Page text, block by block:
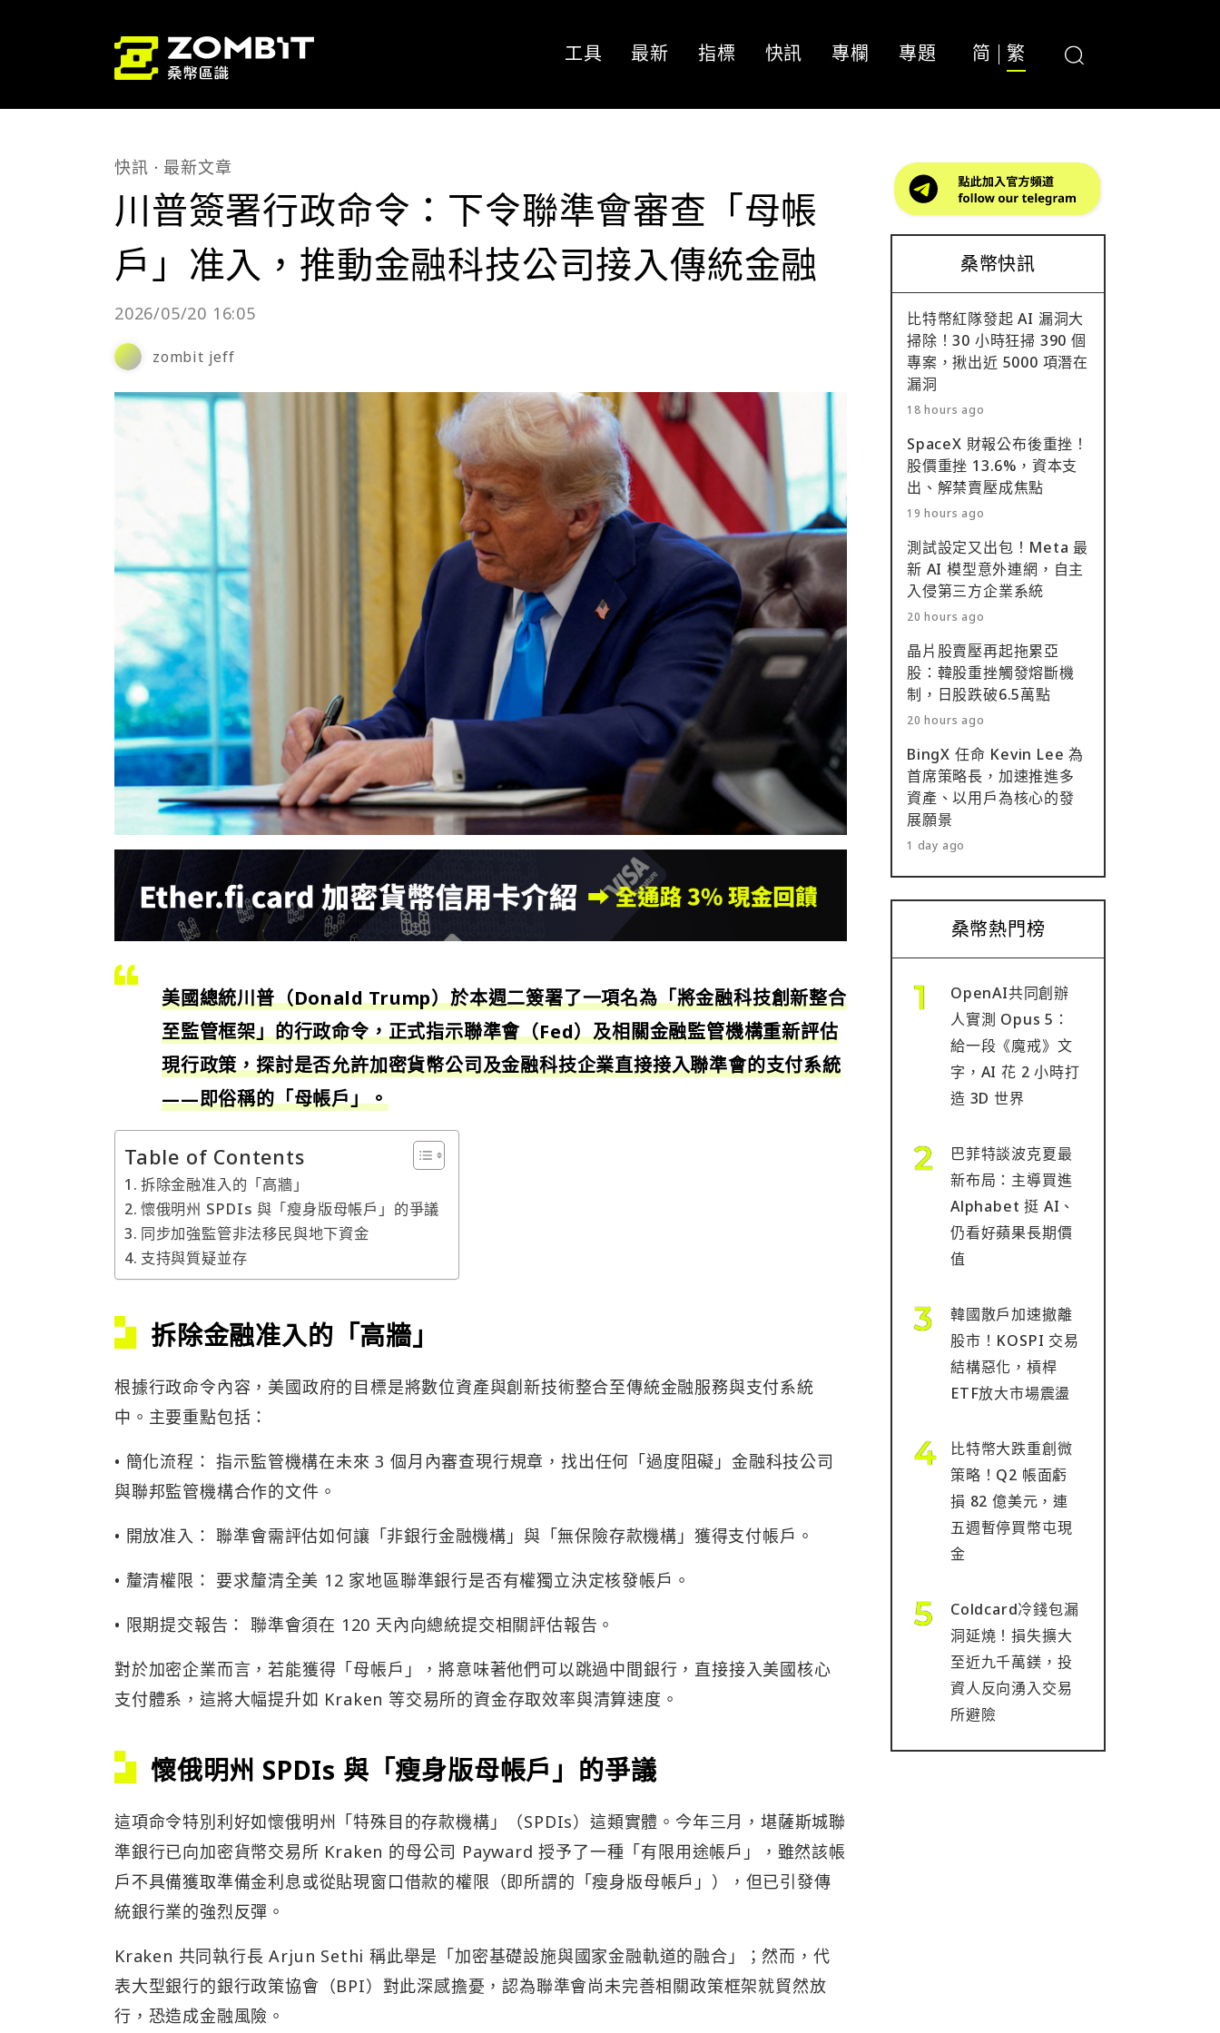
工具 最新 指標 快訊 專欄 專題 简 繁
快訊 最新文章
川普簽署行政命令：下令聯準會審查「母帳
戶」准入，推動金融科技公司接入傳統金融
2026/05/20 16:05
zombit jeff
美國總統川普（Donald Trump）於本週二簽署了一項名為「將金融科技創新整合
至監管框架」的行政命令，正式指示聯準會（Fed）及相關金融監管機構重新評估
現行政策，探討是否允許加密貨幣公司及金融科技企業直接接入聯準會的支付系統
——即俗稱的「母帳戶」。
Table of Contents
拆除金融准入的「高牆」
懷俄明州 SPDIs 與「瘦身版母帳戶」的爭議
同步加強監管非法移民與地下資金
支持與質疑並存
拆除金融准入的「高牆」
根據行政命令內容，美國政府的目標是將數位資產與創新技術整合至傳統金融服務與支付系統
中。主要重點包括：
• 簡化流程： 指示監管機構在未來 3 個月內審查現行規章，找出任何「過度阻礙」金融科技公司
與聯邦監管機構合作的文件。
• 開放准入： 聯準會需評估如何讓「非銀行金融機構」與「無保險存款機構」獲得支付帳戶。
• 釐清權限： 要求釐清全美 12 家地區聯準銀行是否有權獨立決定核發帳戶。
• 限期提交報告： 聯準會須在 120 天內向總統提交相關評估報告。
對於加密企業而言，若能獲得「母帳戶」，將意味著他們可以跳過中間銀行，直接接入美國核心
支付體系，這將大幅提升如 Kraken 等交易所的資金存取效率與清算速度。
懷俄明州 SPDIs 與「瘦身版母帳戶」的爭議
這項命令特別利好如懷俄明州「特殊目的存款機構」（SPDIs）這類實體。今年三月，堪薩斯城聯
準銀行已向加密貨幣交易所 Kraken 的母公司 Payward 授予了一種「有限用途帳戶」，雖然該帳
戶不具備獲取準備金利息或從貼現窗口借款的權限（即所謂的「瘦身版母帳戶」），但已引發傳
統銀行業的強烈反彈。
Kraken 共同執行長 Arjun Sethi 稱此舉是「加密基礎設施與國家金融軌道的融合」；然而，代
表大型銀行的銀行政策協會（BPI）對此深感擔憂，認為聯準會尚未完善相關政策框架就貿然放
行，恐造成金融風險。
桑幣快訊
比特幣紅隊發起 AI 漏洞大
掃除！30 小時狂掃 390 個
專案，揪出近 5000 項潛在
漏洞
18 hours ago
SpaceX 財報公布後重挫！
股價重挫 13.6%，資本支
出、解禁賣壓成焦點
19 hours ago
測試設定又出包！Meta 最
新 AI 模型意外連網，自主
入侵第三方企業系統
20 hours ago
晶片股賣壓再起拖累亞
股：韓股重挫觸發熔斷機
制，日股跌破6.5萬點
20 hours ago
BingX 任命 Kevin Lee 為
首席策略長，加速推進多
資產、以用戶為核心的發
展願景
1 day ago
桑幣熱門榜
OpenAI共同創辦
人實測 Opus 5：
給一段《魔戒》文
字，AI 花 2 小時打
造 3D 世界
巴菲特談波克夏最
新布局：主導買進
Alphabet 挺 AI、
仍看好蘋果長期價
值
韓國散戶加速撤離
股市！KOSPI 交易
結構惡化，槓桿
ETF放大市場震盪
比特幣大跌重創微
策略！Q2 帳面虧
損 82 億美元，連
五週暫停買幣屯現
金
Coldcard冷錢包漏
洞延燒！損失擴大
至近九千萬鎂，投
資人反向湧入交易
所避險